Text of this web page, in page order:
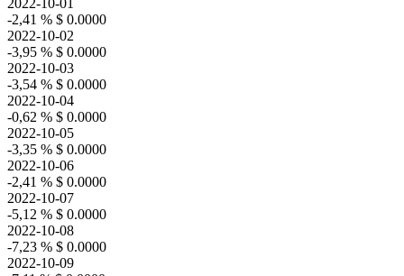
2022-10-01
-2,41 % $ 0.0000
2022-10-02
-3,95 % $ 0.0000
2022-10-03
-3,54 % $ 0.0000
2022-10-04
-0,62 % $ 0.0000
2022-10-05
-3,35 % $ 0.0000
2022-10-06
-2,41 % $ 0.0000
2022-10-07
-5,12 % $ 0.0000
2022-10-08
-7,23 % $ 0.0000
2022-10-09